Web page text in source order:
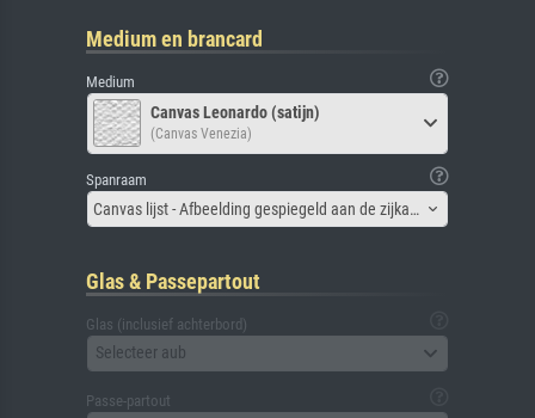
Medium en brancard
Medium
Canvas Leonardo (satijn)
(Canvas Venezia)
Spanraam
Canvas lijst - Afbeelding gespiegeld aan de zijkant
Glas & Passepartout
Glas (inclusief achterbord)
Selecteer aub
Passe-partout